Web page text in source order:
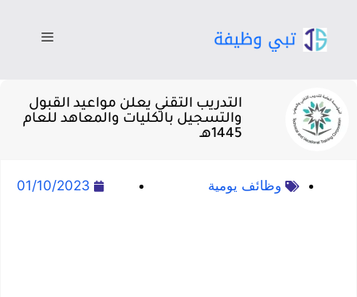
التدريب التقني يعلن مواعيد القبول
والتسجيل بالكليات والمعاهد للعام
1445هـ
وظائف يومية 01/10/2023